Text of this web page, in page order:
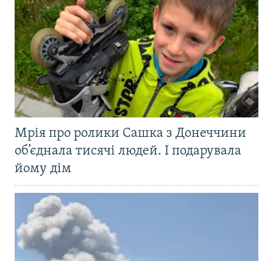
Мрія про ролики Сашка з Донеччини
об’єднала тисячі людей. І подарувала
йому дім